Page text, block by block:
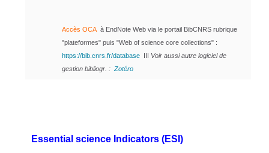
Accès OCA à EndNote Web via le portail BibCNRS rubrique
"plateformes" puis "Web of science core collections" :
https://bib.cnrs.fr/database
Voir aussi autre logiciel de
gestion bibliogr. : Zotéro
Essential science Indicators (ESI)